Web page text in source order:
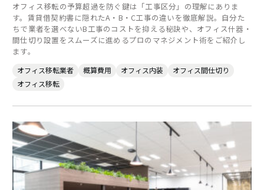
オフィス移転の予算超過を防ぐ鍵は「工事区分」の理解にありま
す。賃貸借契約書に隠れたA・B・C工事の違いを徹底解説。自分た
ちで業者を選べないB工事のコストを抑える秘訣や、オフィス什器・
間仕切り設置をスムーズに進めるプロのマネジメント術をご紹介し
ます。
オフィス移転業者 概算費用 オフィス内装
オフィス間仕切り
オフィス移転